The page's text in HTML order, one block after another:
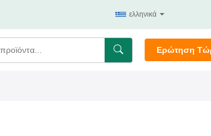
ελληνικά
Ερώτηση